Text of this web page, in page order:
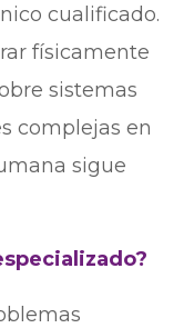
cualificado.
físicamente
sistemas
complejas en
sigue